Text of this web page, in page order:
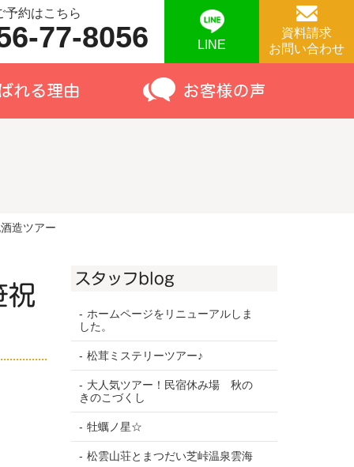
予約はこちら
77-8056 LINE
資料請求
お問い合わせ
造ツアー
祝
スタッフblog
ホームページをリニューアルしま
した。
松茸ミステリーツアー♪
大人気ツアー！民宿休み場 秋の
きのこづくし
牡蠣ノ星☆
松雲山荘とまつだい芝峠温泉雲海